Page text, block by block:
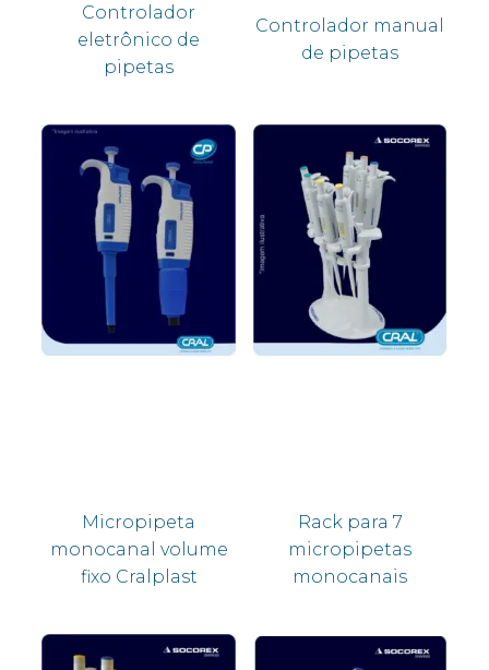
Controlador
eletrônico de
pipetas
Controlador manual
de pipetas
Micropipeta
monocanal volume
fixo Cralplast
Rack para 7
micropipetas
monocanais